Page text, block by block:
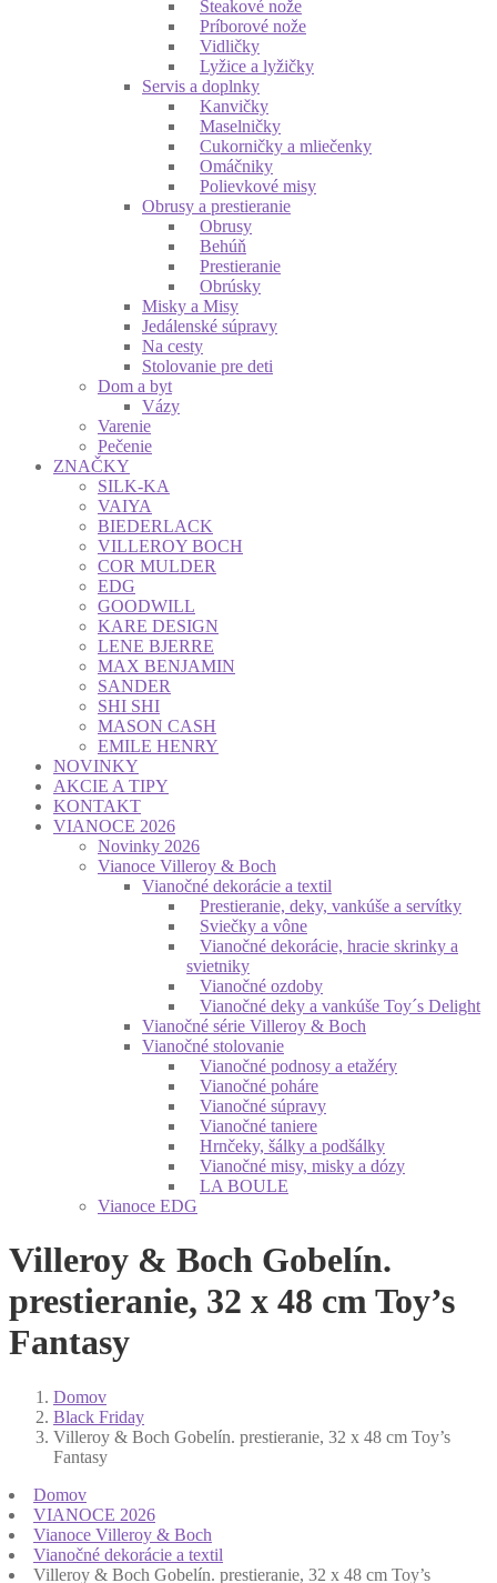
Steakové nože
Príborové nože
Vidličky
Lyžice a lyžičky
Servis a doplnky
Kanvičky
Maselničky
Cukorničky a mliečenky
Omáčniky
Polievkové misy
Obrusy a prestieranie
Obrusy
Behúň
Prestieranie
Obrúsky
Misky a Misy
Jedálenské súpravy
Na cesty
Stolovanie pre deti
Dom a byt
Vázy
Varenie
Pečenie
ZNAČKY
SILK-KA
VAIYA
BIEDERLACK
VILLEROY BOCH
COR MULDER
EDG
GOODWILL
KARE DESIGN
LENE BJERRE
MAX BENJAMIN
SANDER
SHI SHI
MASON CASH
EMILE HENRY
NOVINKY
AKCIE A TIPY
KONTAKT
VIANOCE 2026
Novinky 2026
Vianoce Villeroy & Boch
Vianočné dekorácie a textil
Prestieranie, deky, vankúše a servítky
Sviečky a vône
Vianočné dekorácie, hracie skrinky a
svietniky
Vianočné ozdoby
Vianočné deky a vankúše Toy´s Delight
Vianočné série Villeroy & Boch
Vianočné stolovanie
Vianočné podnosy a etažéry
Vianočné poháre
Vianočné súpravy
Vianočné taniere
Hrnčeky, šálky a podšálky
Vianočné misy, misky a dózy
LA BOULE
Vianoce EDG
Villeroy & Boch Gobelín.
prestieranie, 32 x 48 cm Toy’s
Fantasy
Domov
Black Friday
Villeroy & Boch Gobelín. prestieranie, 32 x 48 cm Toy’s
Fantasy
Domov
VIANOCE 2026
Vianoce Villeroy & Boch
Vianočné dekorácie a textil
Villeroy & Boch Gobelín. prestieranie, 32 x 48 cm Toy’s